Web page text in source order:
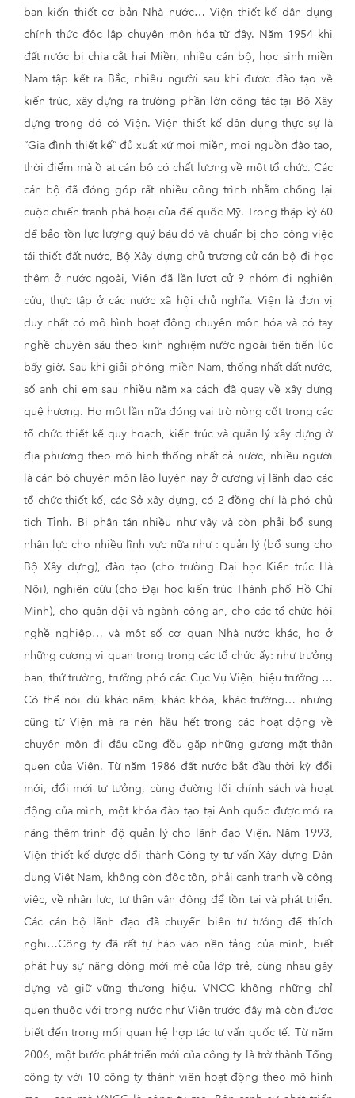
ban kiến thiết cơ bản Nhà nước… Viện thiết kế dân dụng
chính thức độc lập chuyên môn hóa từ đây. Năm 1954 khi
đất nước bị chia cắt hai Miền, nhiều cán bộ, học sinh miền
Nam tập kết ra Bắc, nhiều người sau khi được đào tạo về
kiến trúc, xây dựng ra trường phần lớn công tác tại Bộ Xây
dựng trong đó có Viện. Viện thiết kế dân dụng thực sự là
“Gia đình thiết kế” đủ xuất xứ mọi miền, mọi nguồn đào tạo,
thời điểm mà ồ ạt cán bộ có chất lượng về một tổ chức. Các
cán bộ đã đóng góp rất nhiều công trình nhằm chống lại
cuộc chiến tranh phá hoại của đế quốc Mỹ. Trong thập kỷ 60
để bảo tồn lực lượng quý báu đó và chuẩn bị cho công việc
tái thiết đất nước, Bộ Xây dựng chủ trương cử cán bộ đi học
thêm ở nước ngoài, Viện đã lần lượt cử 9 nhóm đi nghiên
cứu, thực tập ở các nước xã hội chủ nghĩa. Viện là đơn vị
duy nhất có mô hình hoạt động chuyên môn hóa và có tay
nghề chuyên sâu theo kinh nghiệm nước ngoài tiên tiến lúc
bấy giờ. Sau khi giải phóng miền Nam, thống nhất đất nước,
số anh chị em sau nhiều năm xa cách đã quay về xây dựng
quê hương. Họ một lần nữa đóng vai trò nòng cốt trong các
tổ chức thiết kế quy hoạch, kiến trúc và quản lý xây dựng ở
địa phương theo mô hình thống nhất cả nước, nhiều người
là cán bộ chuyên môn lão luyện nay ở cương vị lãnh đạo các
tổ chức thiết kế, các Sở xây dựng, có 2 đồng chí là phó chủ
tịch Tỉnh. Bị phân tán nhiều như vậy và còn phải bổ sung
nhân lực cho nhiều lĩnh vực nữa như : quản lý (bổ sung cho
Bộ Xây dựng), đào tạo (cho trường Đại học Kiến trúc Hà
Nội), nghiên cứu (cho Đại học kiến trúc Thành phố Hồ Chí
Minh), cho quân đội và ngành công an, cho các tổ chức hội
nghề nghiệp… và một số cơ quan Nhà nước khác, họ ở
những cương vị quan trọng trong các tổ chức ấy: như trưởng
ban, thứ trưởng, trưởng phó các Cục Vụ Viện, hiệu trưởng …
Có thể nói dù khác năm, khác khóa, khác trường… nhưng
cũng từ Viện mà ra nên hầu hết trong các hoạt động về
chuyên môn đi đâu cũng đều gặp những gương mặt thân
quen của Viện. Từ năm 1986 đất nước bắt đầu thời kỳ đổi
mới, đổi mới tư tưởng, cùng đường lối chính sách và hoạt
động của mình, một khóa đào tạo tại Anh quốc được mở ra
nâng thêm trình độ quản lý cho lãnh đạo Viện. Năm 1993,
Viện thiết kế được đổi thành Công ty tư vấn Xây dựng Dân
dụng Việt Nam, không còn độc tôn, phải cạnh tranh về công
việc, về nhân lực, tự thân vận động để tồn tại và phát triển.
Các cán bộ lãnh đạo đã chuyển biến tư tưởng để thích
nghi…Công ty đã rất tự hào vào nền tảng của mình, biết
phát huy sự năng động mới mẻ của lớp trẻ, cùng nhau gây
dựng và giữ vững thương hiệu. VNCC không những chỉ
quen thuộc với trong nước như Viện trước đây mà còn được
biết đến trong mối quan hệ hợp tác tư vấn quốc tế. Từ năm
2006, một bước phát triển mới của công ty là trở thành Tổng
công ty với 10 công ty thành viên hoạt động theo mô hình